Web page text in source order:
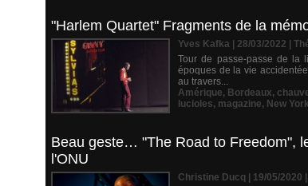
"Harlem Quartet" Fragments de la
Yves Kafka | 28/03/2022
Tour de passe-passe de la
époques de la vie
au travers...
Amérique, Bordeaux,
lucioles, magazine, New York
Beau geste… "The Road to Freedom",
l'ONU
Christine Ducq | 19/05/2020